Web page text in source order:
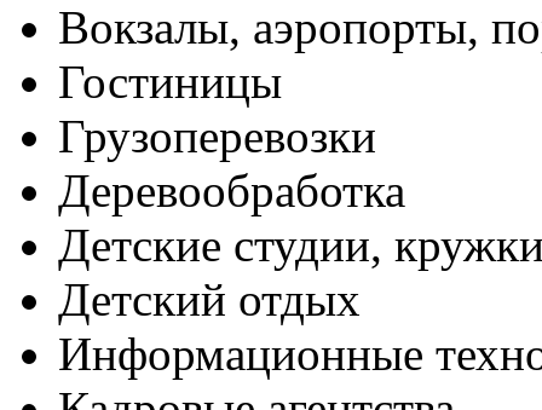
Вокзалы, аэропорты,
Гостиницы
Грузоперевозки
Деревообработка
Детские студии,
Детский отдых
Информационные